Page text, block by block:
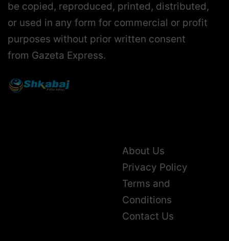
be copied, reproduced, printed, distributed,
or used in any form for commercial or profit
purposes without prior written consent
from Gazeta Express.
About Us
Privacy Policy
Terms and
Conditions
Contact Us